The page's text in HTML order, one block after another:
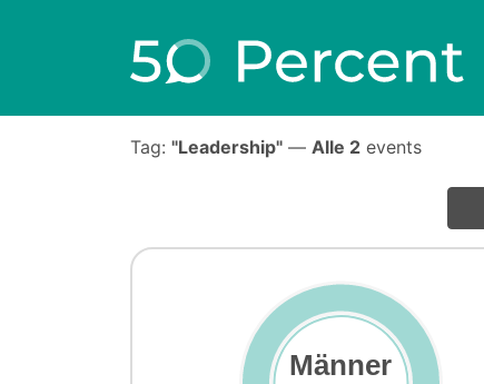
Tag: "Leadership" — Alle 2 events
Männer